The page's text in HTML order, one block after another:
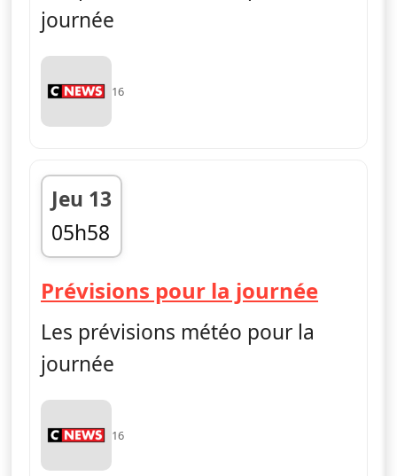
journée
16
Jeu 13
05h58
fin 05h59
Prévisions pour la journée—
Les prévisions météo pour la
journée
16